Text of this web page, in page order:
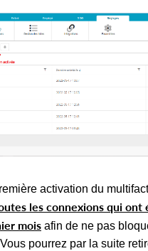
activation du
les connexions qui
mois afin de ne pas
pourrez par la suite